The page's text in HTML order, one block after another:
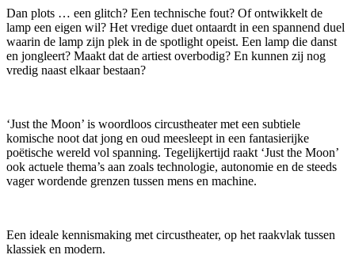
Dan plots … een glitch? Een technische fout? Of ontwikkelt de
lamp een eigen wil? Het vredige duet ontaardt in een spannend duel
waarin de lamp zijn plek in de spotlight opeist. Een lamp die danst
en jongleert? Maakt dat de artiest overbodig? En kunnen zij nog
vredig naast elkaar bestaan?
‘Just the Moon’ is woordloos circustheater met een subtiele
komische noot dat jong en oud meesleept in een fantasierijke
poëtische wereld vol spanning. Tegelijkertijd raakt ‘Just the Moon’
ook actuele thema’s aan zoals technologie, autonomie en de steeds
vager wordende grenzen tussen mens en machine.
Een ideale kennismaking met circustheater, op het raakvlak tussen
klassiek en modern.